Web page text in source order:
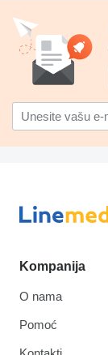
Kompanija
O nama
Pomoć